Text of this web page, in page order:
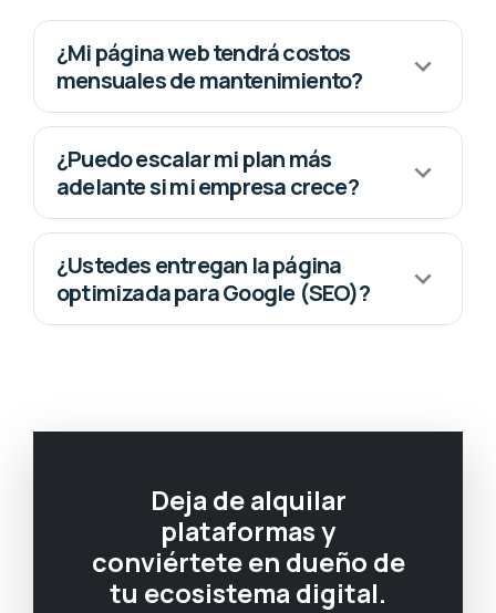
¿Mi página web tendrá costos
mensuales de mantenimiento?
¿Puedo escalar mi plan más
adelante si mi empresa crece?
¿Ustedes entregan la página
optimizada para Google (SEO)?
Deja de alquilar
plataformas y
conviértete en dueño de
tu ecosistema digital.